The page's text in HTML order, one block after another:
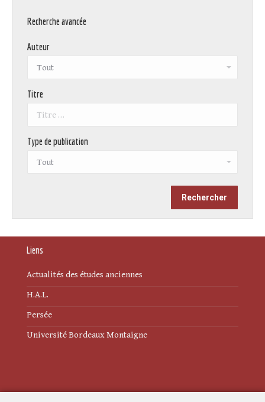
Recherche avancée
Auteur
Titre
Type de publication
Liens
Actualités des études anciennes
H.A.L.
Persée
Université Bordeaux Montaigne